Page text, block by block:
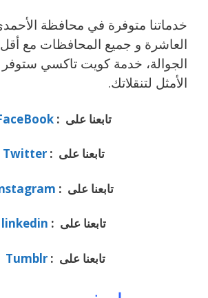
خدماتنا متوفرة في محافظة
العاشرة و جميع المحافظات مع
الجوالة، خدمة كويت تاكسي
الأمثل لتنقلاتك.
تابعنا على :
تابعنا على : Twitter
تابعنا على :
تابعنا على : linkedin
تابعنا على :Tumblr